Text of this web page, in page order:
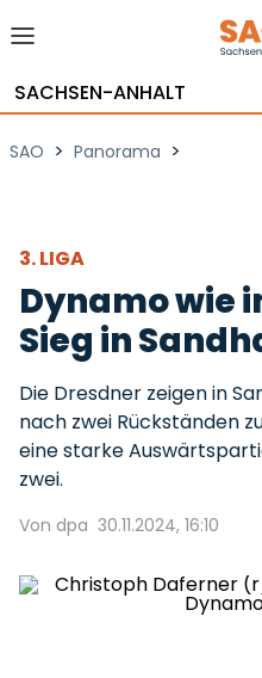
SACHSEN-ANHALT
SAO > Panorama >
3. LIGA
Dynamo wie
Sieg in
Die Dresdner zeigen in
nach zwei Rückständen
eine starke
zwei.
Von dpa 30.11.2024, 16:10